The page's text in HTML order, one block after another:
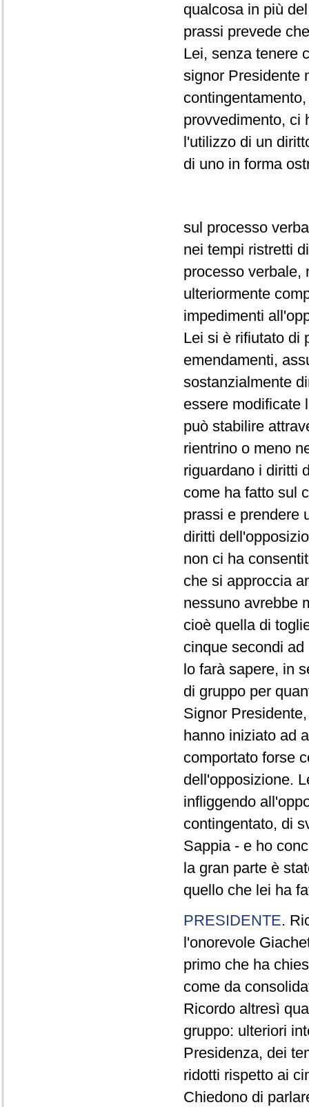
qualcosa in più
prassi prevede
Lei, senza tenere
signor Presidente
provvedimento, ci
l'utilizzo di un
di uno in forma
sul processo
nei tempi ristretti
processo verbale,
ulteriormente
impedimenti
Lei si è rifiutato di
emendamenti,
sostanzialmente
essere modificate
può stabilire
rientrino o meno
riguardano i diritti
come ha fatto sul
prassi e prendere
diritti
non ci ha
che si approccia
nessuno avrebbe
cioè quella di
cinque secondi
lo farà sapere, in
di gruppo per
Signor
hanno iniziato ad
comportato forse
dell'opposizione.
infliggendo
contingentato, di
Sappia - e ho
la gran parte è
quello che lei ha
PRESIDENTE.
l'onorevole
primo che ha
come da
Ricordo altresì
gruppo: ulteriori
Presidenza, dei
ridotti rispetto ai
Chiedono di